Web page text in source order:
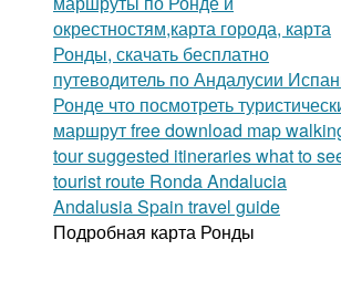
Подробная карта Ронды